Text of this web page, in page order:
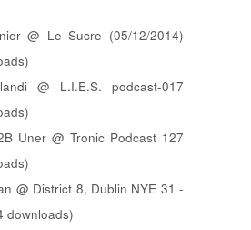
@ Le Sucre (05/12/2014)
@ L.I.E.S. podcast-017
Uner @ Tronic Podcast 127
@ District 8, Dublin NYE 31 -
downloads)